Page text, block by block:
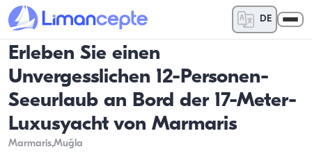
DE
Erleben Sie einen
Unvergesslichen 12-Personen-
Seeurlaub an Bord der 17-Meter-
Luxusyacht von Marmaris
Marmaris,Muğla